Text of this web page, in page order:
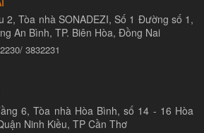
2, Tòa nhà SONADEZI, Số 1 Đường số 1,
An Bình, TP. Biên Hòa, Đồng Nai
3832231​
6, Tòa nhà Hòa Bình, số 14 - 16 Hòa
Ninh Kiều, TP Cần Thơ